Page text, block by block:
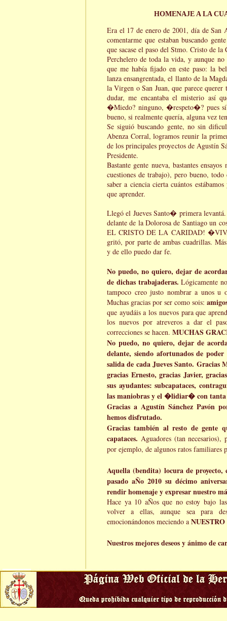
HOMENAJE A LA
Era el 17 de enero de 2001, día de San
comentarme que estaban buscando
que sacase el paso del Stmo. Cristo de la
Perchelero de toda la vida, y aunque
que me había fijado en este paso: la
lanza ensangrentada, el llanto de la
la Virgen o San Juan, que parece
dudar, me encantaba el misterio así
�Miedo? ninguno, �respeto�? pues sí
bueno, si realmente quería, alguna vez
Se siguió buscando gente, no sin
Abenza Corral, logramos reunir la
de los principales proyectos de Agustín
Presidente.
Bastante gente nueva, bastantes
cuestiones de trabajo), pero bueno,
saber a ciencia cierta cuántos
que aprender.
Llegó el Jueves Santo� primera
delante de la Dolorosa de Santiago un
EL CRISTO DE LA CARIDAD!
gritó, por parte de ambas cuadrillas.
y de ello puedo dar fe.
No puedo, no quiero, dejar de
de dichas trabajaderas. Lógicamente
tampoco creo justo nombrar a unos u
Muchas gracias por ser como sois:
que ayudáis a los nuevos para que
los nuevos por atreveros a dar el
correcciones se hacen. MUCHAS
No puedo, no quiero, dejar de
delante, siendo afortunados de
salida de cada Jueves Santo.
gracias Ernesto, gracias Javier,
sus ayudantes: subcapataces,
las maniobras y el �lidiar� con
Gracias a Agustín Sánchez Pavón
hemos disfrutado.
Gracias también al resto de gente
capataces. Aguadores (tan
por ejemplo, de algunos ratos familiares
Aquella (bendita) locura de proyecto,
pasado aÑo 2010 su décimo
rendir homenaje y expresar nuestro
Hace ya 10 aÑos que no estoy bajo
volver a ellas, aunque sea para
emocionándonos meciendo a
Nuestros mejores deseos y ánimo de